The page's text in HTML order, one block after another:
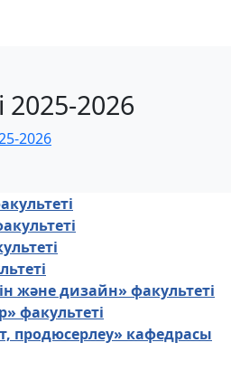
2025-2026
2026
және дизайн» факультеті
факультеті
продюсерлеу» кафедрасы